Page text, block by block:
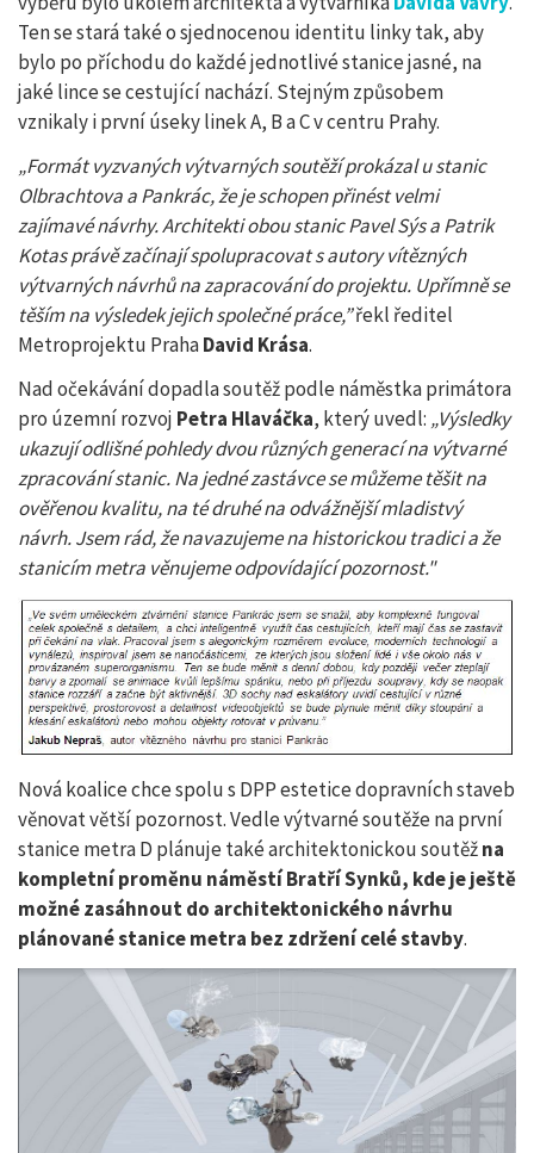
Ten se stará také o sjednocenou identitu linky tak, aby
bylo po příchodu do každé jednotlivé stanice jasné, na
jaké lince se cestující nachází. Stejným způsobem
vznikaly i první úseky linek A, B a C v centru Prahy.
„Formát vyzvaných výtvarných soutěží prokázal u stanic
Olbrachtova a Pankrác, že je schopen přinést velmi
zajímavé návrhy. Architekti obou stanic Pavel Sýs a Patrik
Kotas právě začínají spolupracovat s autory vítězných
výtvarných návrhů na zapracování do projektu. Upřímně se
těším na výsledek jejich společné práce,”řekl ředitel
Metroprojektu PrahaDavid Krása.
Nad očekávání dopadla soutěž podle náměstka primátora
pro územní rozvoj Petra Hlaváčka, který uvedl: „Výsledky
ukazují odlišné pohledy dvou různých generací na výtvarné
zpracování stanic. Na jedné zastávce se můžeme těšit na
ověřenou kvalitu, na té druhé na odvážnější mladistvý
návrh. Jsem rád, že navazujeme na historickou tradici a že
stanicím metra věnujeme odpovídající pozornost."
Nová koalice chce spolu s DPP estetice dopravních staveb
věnovat větší pozornost. Vedle výtvarné soutěže na první
stanice metra D plánuje také architektonickou soutěžna
kompletní proměnu náměstí Bratří Synků, kde je ještě
možné zasáhnout do architektonického návrhu
plánované stanice metra bez zdržení celé stavby.